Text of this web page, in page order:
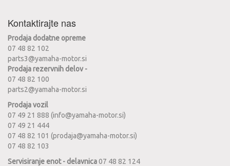
Kontaktirajte nas
Prodaja dodatne opreme
07 48 82 102
parts3@yamaha-motor.si
Prodaja rezervnih delov -
07 48 82 100
parts2@yamaha-motor.si
Prodaja vozil
07 49 21 888 (info@yamaha-motor.si)
07 49 21 444
07 48 82 101 (prodaja@yamaha-motor.si)
07 48 82 103
Servisiranje enot - delavnica07 48 82 124